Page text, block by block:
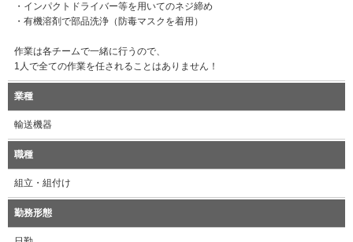
・インパクトドライバー等を用いてのネジ締め
・有機溶剤で部品洗浄（防毒マスクを着用）
作業は各チームで一緒に行うので、
1人で全ての作業を任されることはありません！
業種
輸送機器
職種
組立・組付け
勤務形態